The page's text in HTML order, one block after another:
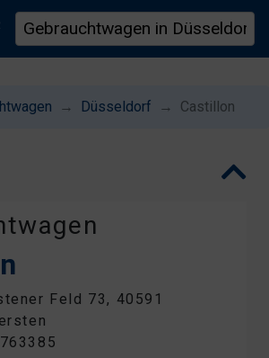
Düsseldorf Castillon
Feld 73, 40591